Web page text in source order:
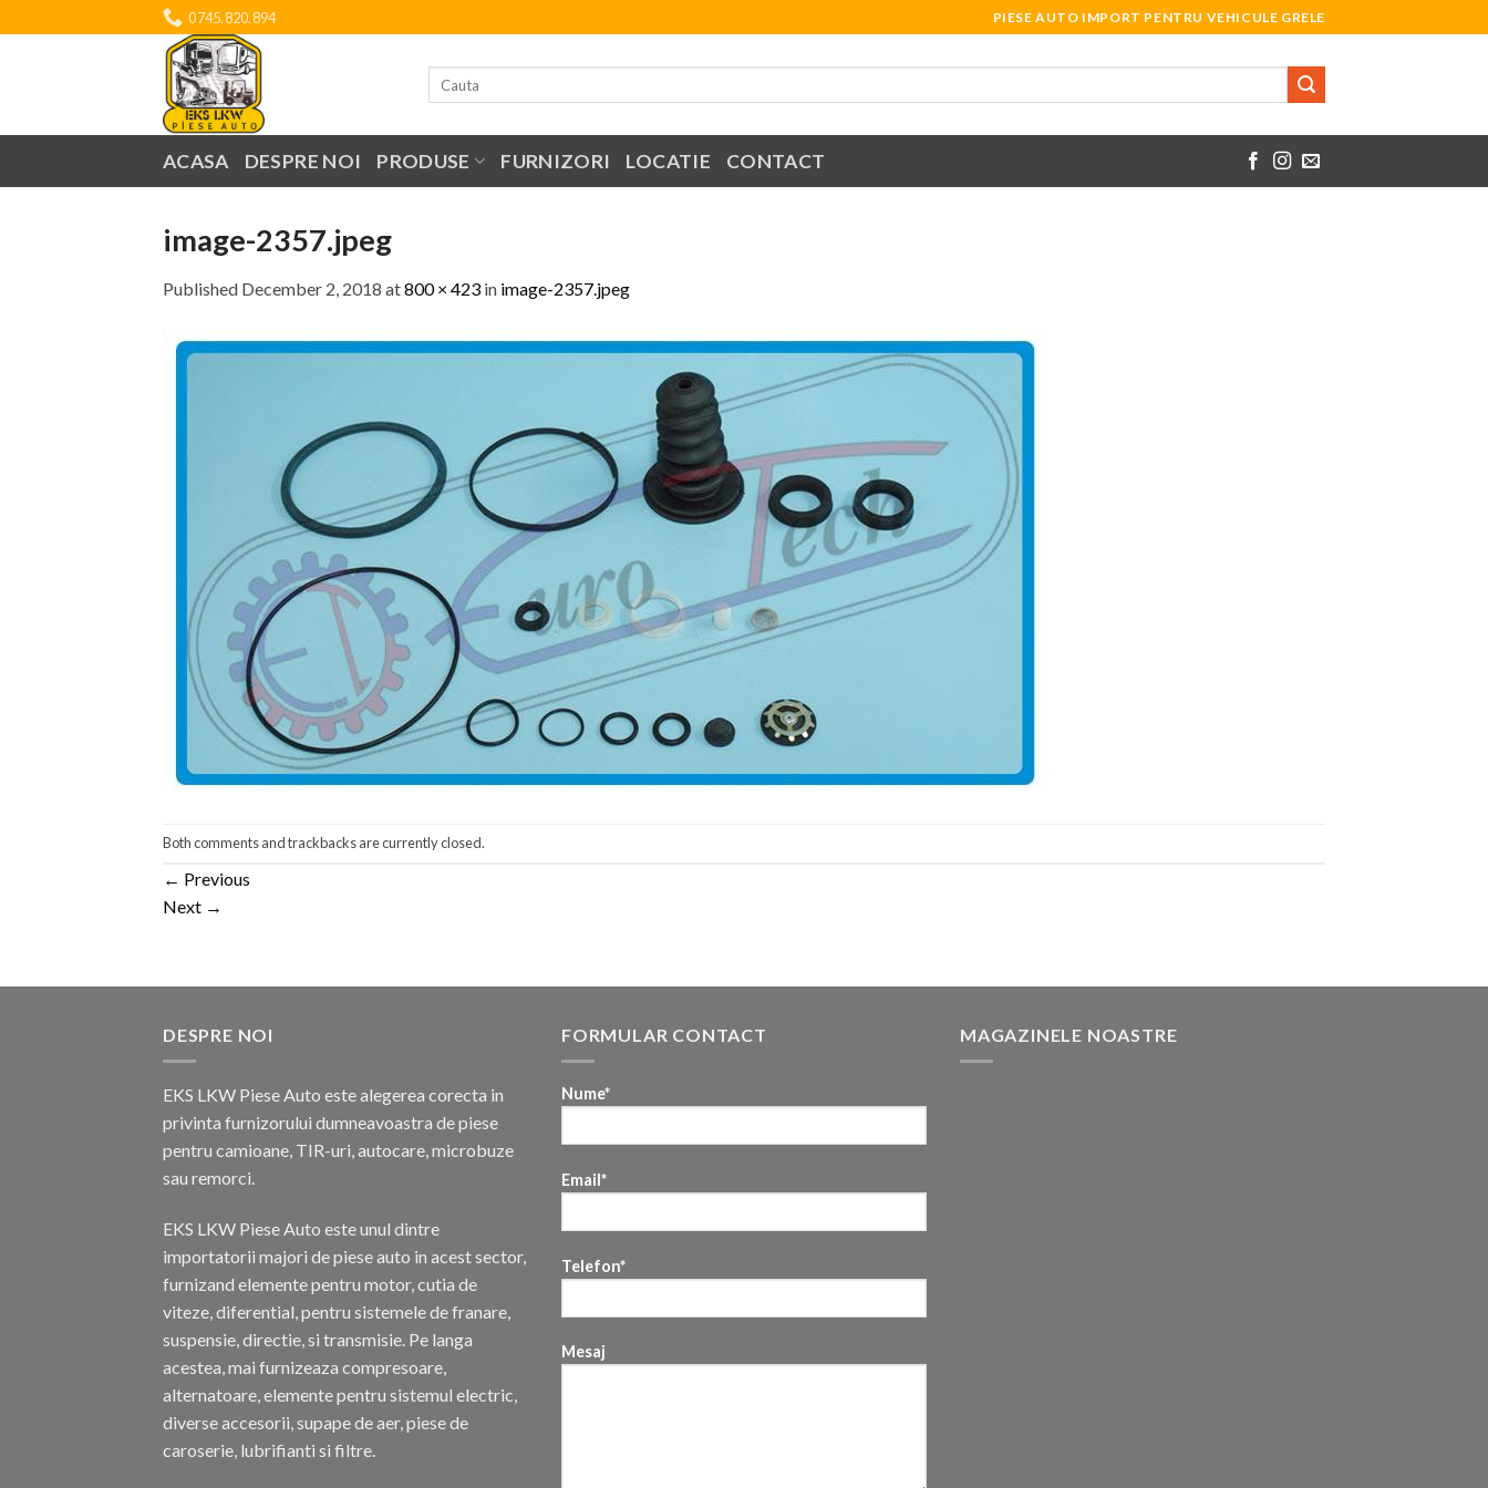
to
0745.820.894 PIESE AUTO IMPORT PENTRU VEHICULE GRELE
ACASA DESPRE NOI PRODUSE FURNIZORI LOCATIE CONTACT
image-2357.jpeg
Published December 2, 2018 at800 × 423 in image-2357.jpeg
Both comments and trackbacks are currently closed.
← Previous
Next →
DESPRE NOI
EKS LKW Piese Auto este alegerea corecta in
privinta furnizorului dumneavoastra de piese
pentru camioane, TIR-uri, autocare, microbuze
sau remorci.
EKS LKW Piese Auto este unul dintre
importatorii majori de piese auto in acest sector,
furnizand elemente pentru motor, cutia de
viteze, diferential, pentru sistemele de franare,
suspensie, directie, si transmisie. Pe langa
acestea, mai furnizeaza compresoare,
alternatoare, elemente pentru sistemul electric,
diverse accesorii, supape de aer, piese de
caroserie, lubrifianti si filtre.
FORMULAR CONTACT
Nume*
Email*
Telefon*
Mesaj
MAGAZINELE NOASTRE